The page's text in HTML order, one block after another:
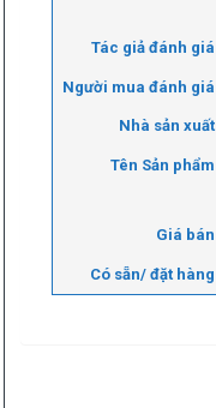
Tác giả đánh giá
Người mua đánh giá
Nhà sản xuất
Tên Sản phẩm
Giá bán
Có sẵn/ đặt hàng